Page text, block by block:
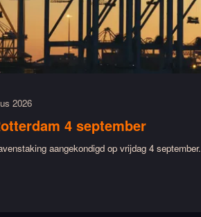
2026
4 september
aangekondigd op vrijdag 4 september.